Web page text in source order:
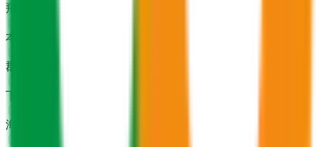
飛騨市
本巣市
郡上市
下呂市
海津市